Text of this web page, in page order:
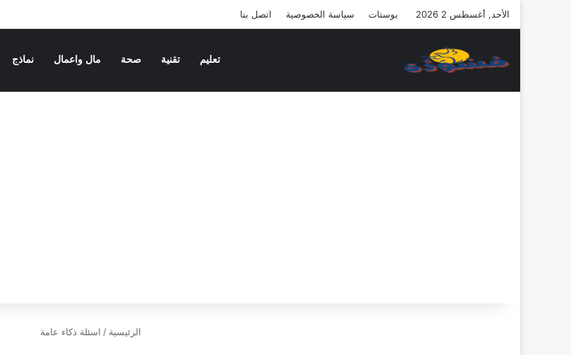
الأحد, أغسطس 2 2026 بوستات سياسة الخصوصية اتصل بنا
تعليم تقنية صحة مال واعمال نماذج
الرئيسية / اسئلة ذكاء عامة